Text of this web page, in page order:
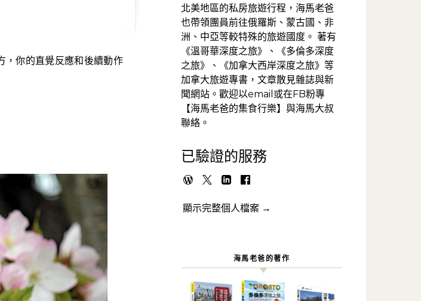
北美地區的私房旅遊行程，海馬老爸
也帶領團員前往俄羅斯、蒙古國、非
洲、中亞等較特殊的旅遊國度。 著有
《溫哥華深度之旅》、《多倫多深度
之旅》、《加拿大西岸深度之旅》等
加拿大旅遊專書，文章散見雜誌與新
聞網站。歡迎以email或在FB粉專
【海馬老爸的集食行樂】與海馬大叔
聯絡。
已驗證的服務
顯示完整個人檔案 →
海馬老爸的著作